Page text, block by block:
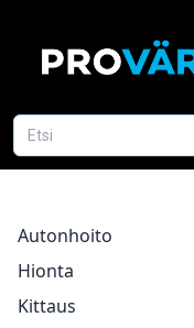
Autonhoito
Hionta
Kittaus